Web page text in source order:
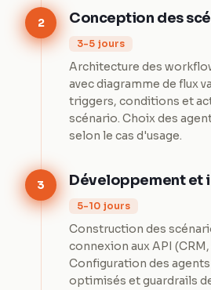
2 Conception des
3-5 jours
Architecture des
avec diagramme de flux
triggers, conditions et
scénario. Choix des
selon le cas d'usage.
3 Développement et
5-10 jours
Construction des
connexion aux API
Configuration des
optimisés et guardrails